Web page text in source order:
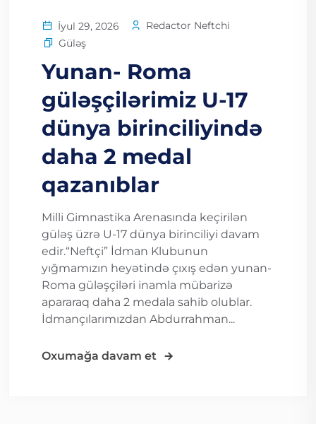
İyul 29, 2026
Redactor Neftchi
Güləş
Yunan- Roma
güləşçilərimiz U-17
dünya birinciliyində
daha 2 medal
qazanıblar
Milli Gimnastika Arenasında keçirilən
güləş üzrə U-17 dünya birinciliyi davam
edir.“Neftçi” İdman Klubunun
yığmamızın heyətində çıxış edən yunan-
Roma güləşçiləri inamla mübarizə
apararaq daha 2 medala sahib olublar.
İdmançılarımızdan Abdurrahman...
Oxumağa davam et